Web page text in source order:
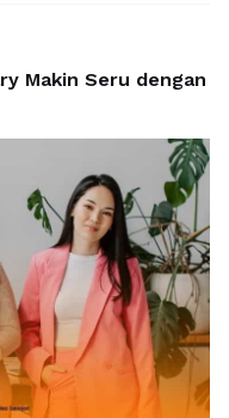
Makin Seru dengan